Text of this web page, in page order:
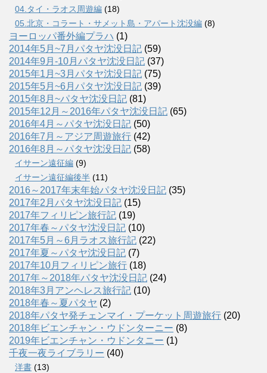
04.タイ・ラオス周遊編 (18)
05.北京・コラート・サメット島・アパート沈没編 (8)
ヨーロッパ番外編プラハ (1)
2014年5月~7月パタヤ沈没日記 (59)
2014年9月-10月パタヤ沈没日記 (37)
2015年1月~3月パタヤ沈没日記 (75)
2015年5月~6月パタヤ沈没日記 (39)
2015年8月~パタヤ沈没日記 (81)
2015年12月～2016年パタヤ沈没日記 (65)
2016年4月～パタヤ沈没日記 (50)
2016年7月～アジア周遊旅行 (42)
2016年8月～パタヤ沈没日記 (58)
イサーン遠征編 (9)
イサーン遠征編後半 (11)
2016～2017年末年始パタヤ沈没日記 (35)
2017年2月パタヤ沈没日記 (15)
2017年フィリピン旅行記 (19)
2017年春～パタヤ沈没日記 (10)
2017年5月～6月ラオス旅行記 (22)
2017年夏～パタヤ沈没日記 (7)
2017年10月フィリピン旅行 (18)
2017年～2018年パタヤ沈没日記 (24)
2018年3月アンヘレス旅行記 (10)
2018年春～夏パタヤ (2)
2018年パタヤ発チェンマイ・プーケット周遊旅行 (20)
2018年ビエンチャン・ウドンターニー (8)
2019年ビエンチャン・ウドンタニー (1)
千夜一夜ライブラリー (40)
洋書 (13)